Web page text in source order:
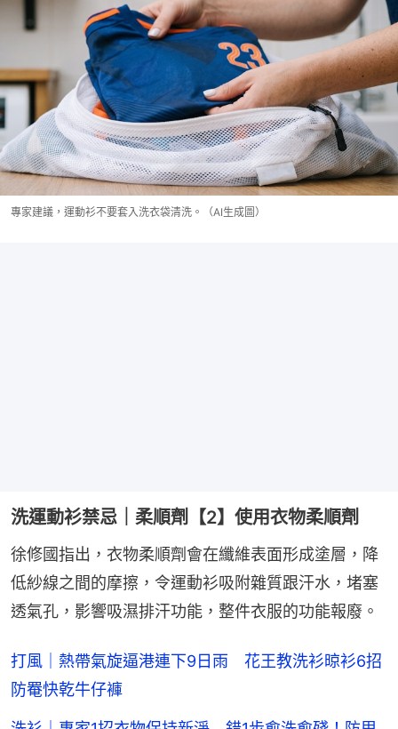
專家建議，運動衫不要套入洗衣袋清洗。（AI生成圖）
洗運動衫禁忌｜柔順劑【2】使用衣物柔順劑
徐修國指出，衣物柔順劑會在纖維表面形成塗層，降
低紗線之間的摩擦，令運動衫吸附雜質跟汗水，堵塞
透氣孔，影響吸濕排汗功能，整件衣服的功能報廢。
打風｜熱帶氣旋逼港連下9日雨 花王教洗衫晾衫6招
防罨快乾牛仔褲